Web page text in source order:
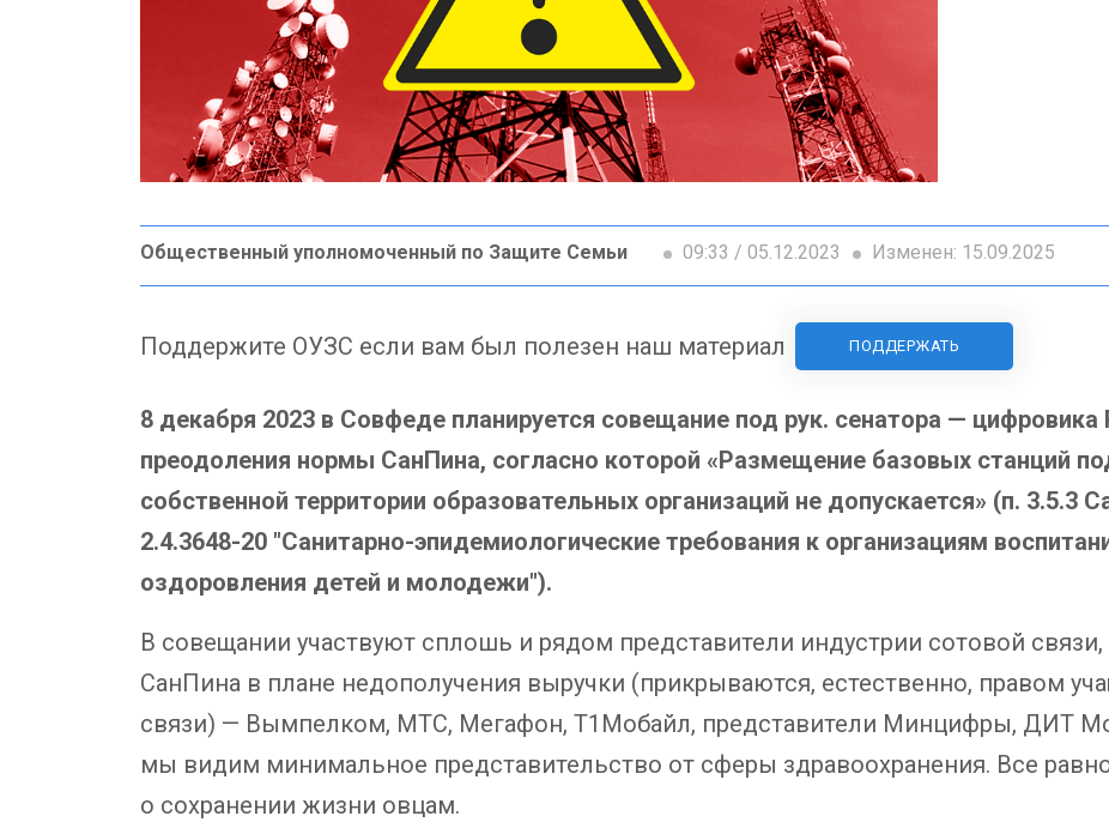
Общественный уполномоченный по Защите Семьи 09:33 / 05.12.2023 Изменен: 15.09.2025
Поддержите ОУЗС если вам был полезен наш материал ПОДДЕРЖАТЬ
8 декабря 2023 в Совфеде планируется совещание под рук. сенатора —
преодоления нормы СанПина, согласно которой «Размещение базовых станций
собственной территории образовательных организаций не допускается» (п. 3.5.3
2.4.3648-20 "Санитарно-эпидемиологические требования к организациям
оздоровления детей и молодежи").
В совещании участвуют сплошь и рядом представители индустрии сотовой
СанПина в плане недополучения выручки (прикрываются, естественно, правом
связи) — Вымпелком, МТС, Мегафон, Т1Мобайл, представители Минцифры, ДИТ
мы видим минимальное представительство от сферы здравоохранения. Все
о сохранении жизни овцам.